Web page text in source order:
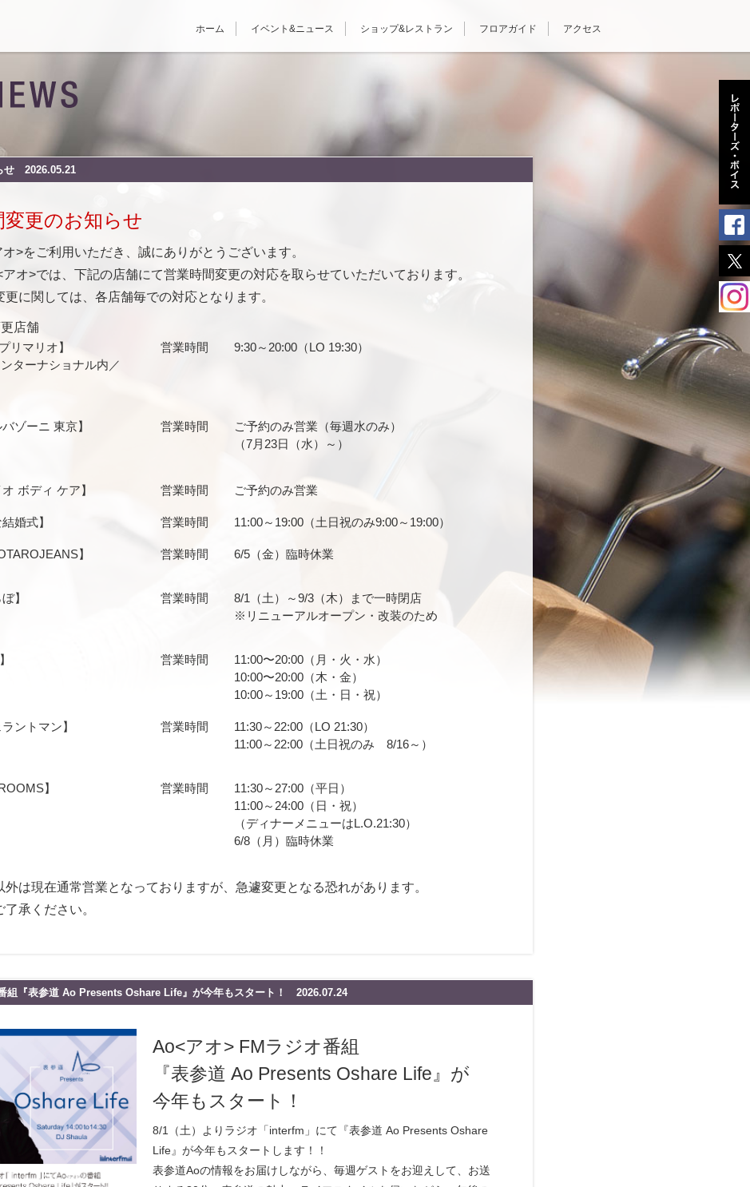
ホーム イベント&ニュース ショップ&レストラン フロアガイド アクセス
せ 2026.05.21
変更のお知らせ
>をご利用いただき、誠にありがとうございます。
オ>では、下記の店舗にて営業時間変更の対応を取らせていただいております。
更に関しては、各店舗毎での対応となります。
店舗
リマリオ】
ンターナショナル内／
営業時間 9:30～20:00（LO 19:30）
ゾーニ 東京】 営業時間
ご予約のみ営業（毎週水のみ）
（7月23日（水）～）
ボディ ケア】 営業時間 ご予約のみ営業
婚式】 営業時間 11:00～19:00（土日祝のみ9:00～19:00）
】 営業時間 6/5（金）臨時休業
】 営業時間
8/1（土）～9/3（木）まで一時閉店
※リニューアルオープン・改装のため
営業時間
11:00〜20:00（月・火・水）
10:00〜20:00（木・金）
10:00～19:00（土・日・祝）
ントマン】 営業時間
11:30～22:00（LO 21:30）
11:00～22:00（土日祝のみ 8/16～）
】 営業時間
11:30～27:00（平日）
11:00～24:00（日・祝）
（ディナーメニューはL.O.21:30）
6/8（月）臨時休業
外は現在通常営業となっておりますが、急遽変更となる恐れがあります。
承ください。
組『表参道 Ao Presents Oshare Life』が今年もスタート！ 2026.07.24
Ao<アオ> FMラジオ番組
『表参道 Ao Presents Oshare Life』が
今年もスタート！
8/1（土）よりラジオ「interfm」にて『表参道 Ao Presents Oshare
Life』が今年もスタートします！！
表参道Aoの情報をお届けしながら、毎週ゲストをお迎えして、お送